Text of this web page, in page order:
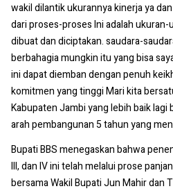
wakil dilantik ukurannya kinerja ya
dari proses-proses Ini adalah
dibuat dan diciptakan. saudara-
berbahagia mungkin itu yang bisa
ini dapat diemban dengan penuh
komitmen yang tinggi Mari kita
Kabupaten Jambi yang lebih baik lagi
arah pembangunan 5 tahun yang
Bupati BBS menegaskan bahwa
III, dan IV ini telah melalui prose
bersama Wakil Bupati Jun Mahir dan